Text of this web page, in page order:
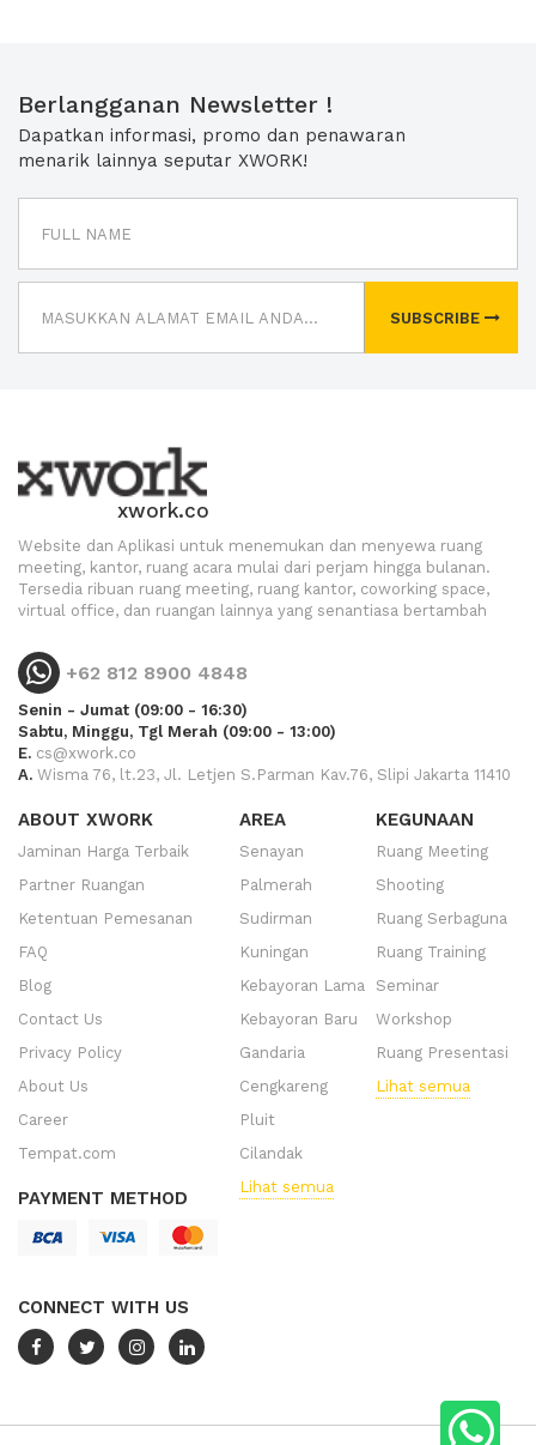
Berlangganan Newsletter !
Dapatkan informasi, promo dan penawaran
menarik lainnya seputar XWORK!
SUBSCRIBE
xwork.co
Website dan Aplikasi untuk menemukan dan menyewa ruang
meeting, kantor, ruang acara mulai dari perjam hingga bulanan.
Tersedia ribuan ruang meeting, ruang kantor, coworking space,
virtual office, dan ruangan lainnya yang senantiasa bertambah
+62 812 8900 4848
Senin - Jumat (09:00 - 16:30)
Sabtu, Minggu, Tgl Merah (09:00 - 13:00)
E. cs@xwork.co
A. Wisma 76, lt.23, Jl. Letjen S.Parman Kav.76, Slipi Jakarta 11410
ABOUT XWORK
Jaminan Harga Terbaik
Partner Ruangan
Ketentuan Pemesanan
FAQ
Blog
Contact Us
Privacy Policy
About Us
Career
Tempat.com
PAYMENT METHOD
CONNECT WITH US
AREA
Senayan
Palmerah
Sudirman
Kuningan
Kebayoran Lama
Kebayoran Baru
Gandaria
Cengkareng
Pluit
Cilandak
Lihat semua
KEGUNAAN
Ruang Meeting
Shooting
Ruang Serbaguna
Ruang Training
Seminar
Workshop
Ruang Presentasi
Lihat semua